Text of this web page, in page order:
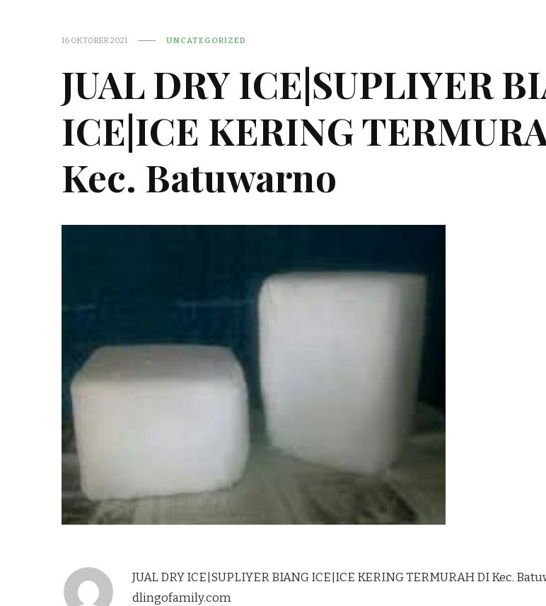
16 OKTOBER 2021 UNCATEGORIZED
JUAL DRY ICE|SUPLIYER
ICE|ICE KERING
Kec. Batuwarno
JUAL DRY ICE|SUPLIYER BIANG ICE|ICE KERING TERMURAH DI Kec.
dlingofamily.com